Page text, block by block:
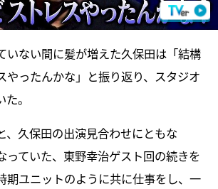
いない間に髪が増えた久保田は「結構
やったんかな」と振り返り、スタジオ
。
、久保田の出演見合わせにともな
っていた、東野幸治ゲスト回の続きを
期ユニットのように共に仕事をし、一